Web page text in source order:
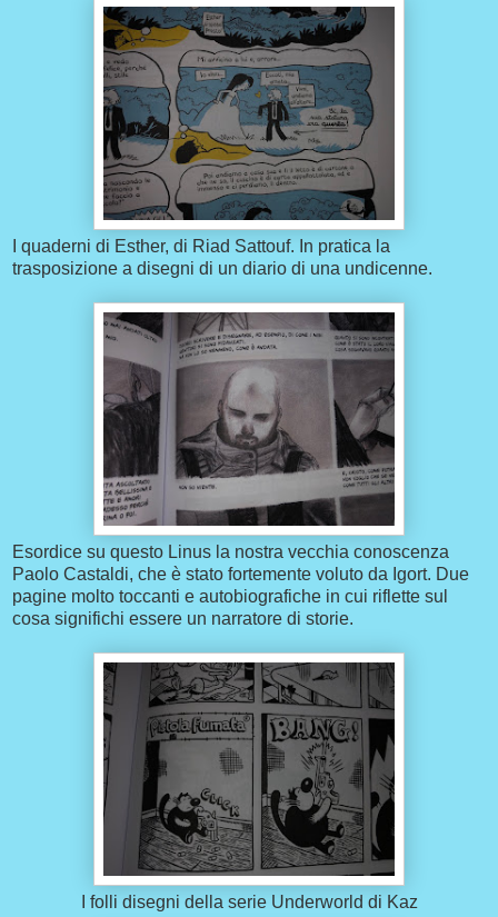
I quaderni di Esther, di Riad Sattouf. In pratica la
trasposizione a disegni di un diario di una undicenne.
Esordice su questo Linus la nostra vecchia conoscenza
Paolo Castaldi, che è stato fortemente voluto da Igort. Due
pagine molto toccanti e autobiografiche in cui riflette sul
cosa significhi essere un narratore di storie.
I folli disegni della serie Underworld di Kaz